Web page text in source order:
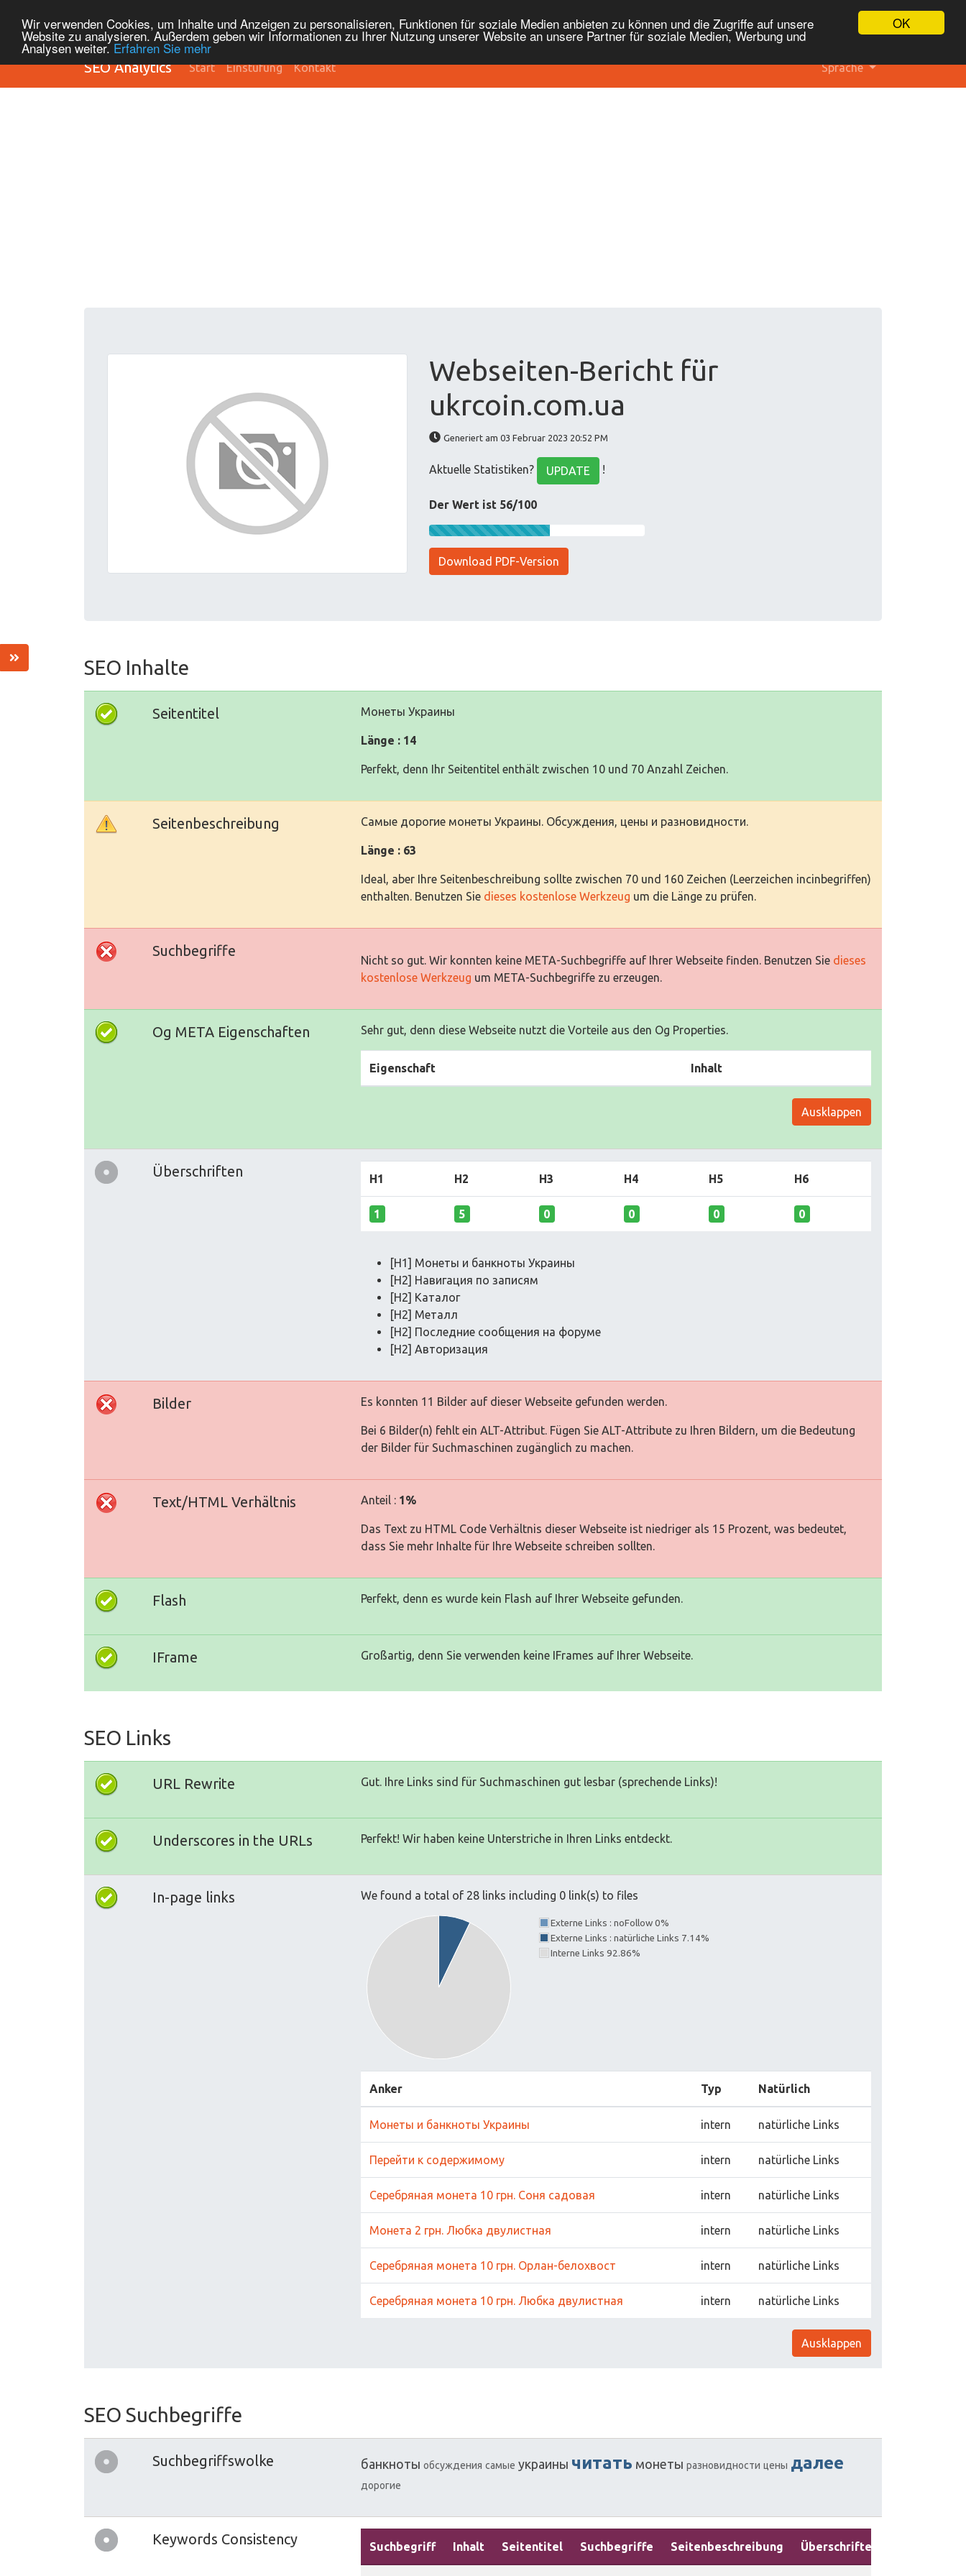
OK
Wir verwenden Cookies, um Inhalte und Anzeigen zu personalisieren, Funktionen für soziale Medien anbieten zu können und die Zugriffe auf unsere
Website zu analysieren. Außerdem geben wir Informationen zu Ihrer Nutzung unserer Website an unsere Partner für soziale Medien, Werbung und
Analysen weiter. Erfahren Sie mehr
SEO Analytics Start Einstufung Kontakt Sprache
Webseiten-Bericht für
ukrcoin.com.ua
Generiert am 03 Februar 2023 20:52 PM
Aktuelle Statistiken? UPDATE !
Der Wert ist 56/100
Download PDF-Version
SEO Inhalte
Seitentitel Монеты Украины
Länge : 14
Perfekt, denn Ihr Seitentitel enthält zwischen 10 und 70 Anzahl Zeichen.
Seitenbeschreibung Самые дорогие монеты Украины. Обсуждения, цены и разновидности.
Länge : 63
Ideal, aber Ihre Seitenbeschreibung sollte zwischen 70 und 160 Zeichen (Leerzeichen incinbegriffen)
enthalten. Benutzen Sie dieses kostenlose Werkzeug um die Länge zu prüfen.
Suchbegriffe
Nicht so gut. Wir konnten keine META-Suchbegriffe auf Ihrer Webseite finden. Benutzen Sie dieses
kostenlose Werkzeug um META-Suchbegriffe zu erzeugen.
Og META Eigenschaften Sehr gut, denn diese Webseite nutzt die Vorteile aus den Og Properties.
Eigenschaft Inhalt
Ausklappen
Überschriften H1 H2 H3 H4 H5 H6
1 5 0 0 0 0
[H1] Монеты и банкноты Украины
[H2] Навигация по записям
[H2] Каталог
[H2] Металл
[H2] Последние сообщения на форуме
[H2] Авторизация
Bilder Es konnten 11 Bilder auf dieser Webseite gefunden werden.
Bei 6 Bilder(n) fehlt ein ALT-Attribut. Fügen Sie ALT-Attribute zu Ihren Bildern, um die Bedeutung
der Bilder für Suchmaschinen zugänglich zu machen.
Text/HTML Verhältnis Anteil : 1%
Das Text zu HTML Code Verhältnis dieser Webseite ist niedriger als 15 Prozent, was bedeutet,
dass Sie mehr Inhalte für Ihre Webseite schreiben sollten.
Flash Perfekt, denn es wurde kein Flash auf Ihrer Webseite gefunden.
IFrame Großartig, denn Sie verwenden keine IFrames auf Ihrer Webseite.
SEO Links
URL Rewrite Gut. Ihre Links sind für Suchmaschinen gut lesbar (sprechende Links)!
Underscores in the URLs Perfekt! Wir haben keine Unterstriche in Ihren Links entdeckt.
In-page links We found a total of 28 links including 0 link(s) to files
Externe Links : noFollow 0%
Externe Links : natürliche Links 7.14%
Interne Links 92.86%
Anker Typ Natürlich
Монеты и банкноты Украины intern natürliche Links
Перейти к содержимому intern natürliche Links
Серебряная монета 10 грн. Соня садовая intern natürliche Links
Монета 2 грн. Любка двулистная intern natürliche Links
Серебряная монета 10 грн. Орлан-белохвост intern natürliche Links
Серебряная монета 10 грн. Любка двулистная intern natürliche Links
Ausklappen
SEO Suchbegriffe
Suchbegriffswolke банкноты обсуждения самые украины читать монеты разновидности цены далее
дорогие
Keywords Consistency Suchbegriff Inhalt Seitentitel Suchbegriffe Seitenbeschreibung Überschriften